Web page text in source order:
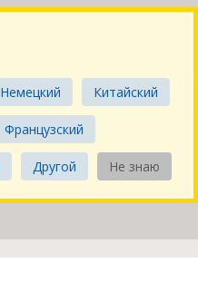
Немецкий Китайский
Французский
Другой Не знаю